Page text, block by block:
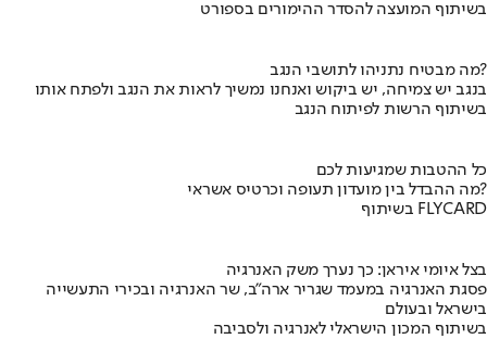
בשיתוף המועצה להסדר ההימורים בספורט
מה מבטיח נתניהו לתושבי הנגב?
בנגב יש צמיחה, יש ביקוש ואנחנו נמשיך לראות את הנגב ולפתח אותו
בשיתוף הרשות לפיתוח הנגב
כל ההטבות שמגיעות לכם
מה ההבדל בין מועדון תעופה וכרטיס אשראי?
בשיתוף FLYCARD
בצל איומי איראן: כך נערך משק האנרגיה
פסגת האנרגיה במעמד שגריר ארה"ב, שר האנרגיה ובכירי התעשייה
בישראל ובעולם
בשיתוף המכון הישראלי לאנרגיה ולסביבה